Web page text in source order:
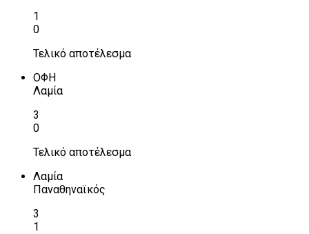
1
0
Τελικό αποτέλεσμα
ΟΦΗ
Λαμία
3
0
Τελικό αποτέλεσμα
Λαμία
Παναθηναϊκός
3
1